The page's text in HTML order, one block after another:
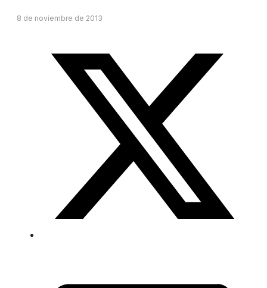
8 de noviembre de 2013